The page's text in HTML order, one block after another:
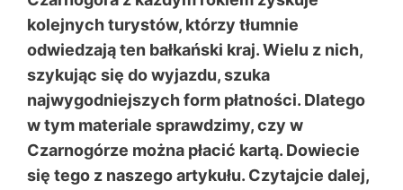
kolejnych turystów, którzy tłumnie
odwiedzają ten bałkański kraj. Wielu z nich,
szykując się do wyjazdu, szuka
najwygodniejszych form płatności. Dlatego
w tym materiale sprawdzimy, czy w
Czarnogórze można płacić kartą. Dowiecie
się tego z naszego artykułu. Czytajcie dalej,